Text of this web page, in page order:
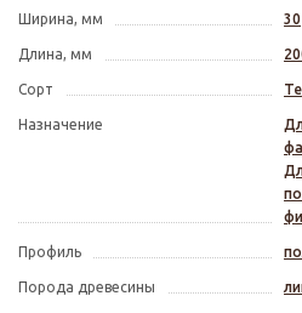
Ширина, мм 30
Длина, мм
Сорт
Назначение
Профиль
Порода древесины